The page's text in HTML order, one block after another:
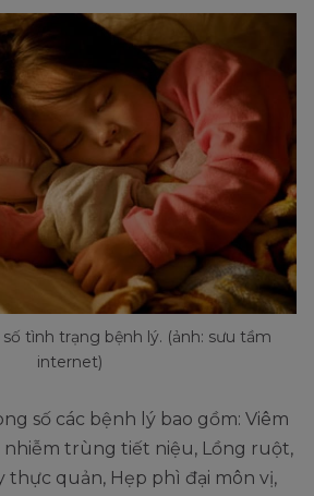
tình trạng bệnh lý. (ảnh: sưu tầm
internet)
số các bệnh lý bao gồm: Viêm
nhiễm trùng tiết niệu, Lồng ruột,
thực quản, Hẹp phì đại môn vị,